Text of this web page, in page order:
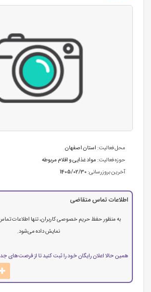
محل فعالیت: استان اصفهان
حوزه فعالیت: مواد غذایی و اقلام مربوطه
آخرین بروزرسانی:1405/02/30
اطلاعات تماس متقاضی
به منظور حفظ حریم خصوصی کاربران، تنها اطلاعات
نمایش داده می‌شود.
همین حالا اعلان رایگان خود را ثبت کنید تا از فرصت‌های